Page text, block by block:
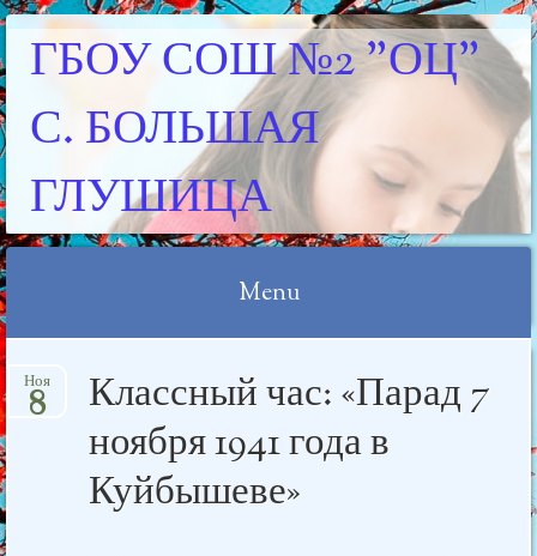
ГБОУ СОШ №2 "ОЦ"
С. БОЛЬШАЯ
ГЛУШИЦА
Menu
to
Классный час: «Парад 7
ноября 1941 года в
Куйбышеве»
Ноя
8